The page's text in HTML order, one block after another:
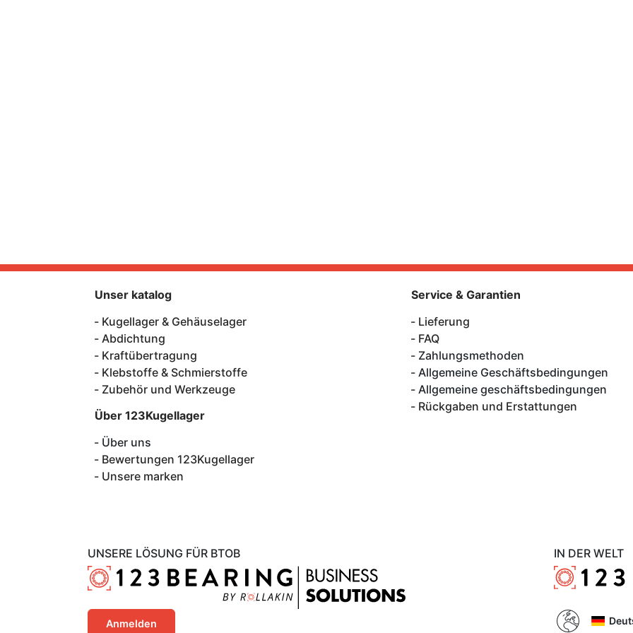
UNSERE LÖSUNG FÜR BTOB
Anmelden
Unser katalog
Kugellager & Gehäuselager
Abdichtung
Kraftübertragung
Klebstoffe & Schmierstoffe
Zubehör und Werkzeuge
Über 123Kugellager
Über uns
Bewertungen 123Kugellager
Unsere marken
Service & Garantien
Lieferung
FAQ
Zahlungsmethoden
Allgemeine Geschäftsbedingungen
Allgemeine geschäftsbedingungen
Rückgaben und Erstattungen
IN DER WELT